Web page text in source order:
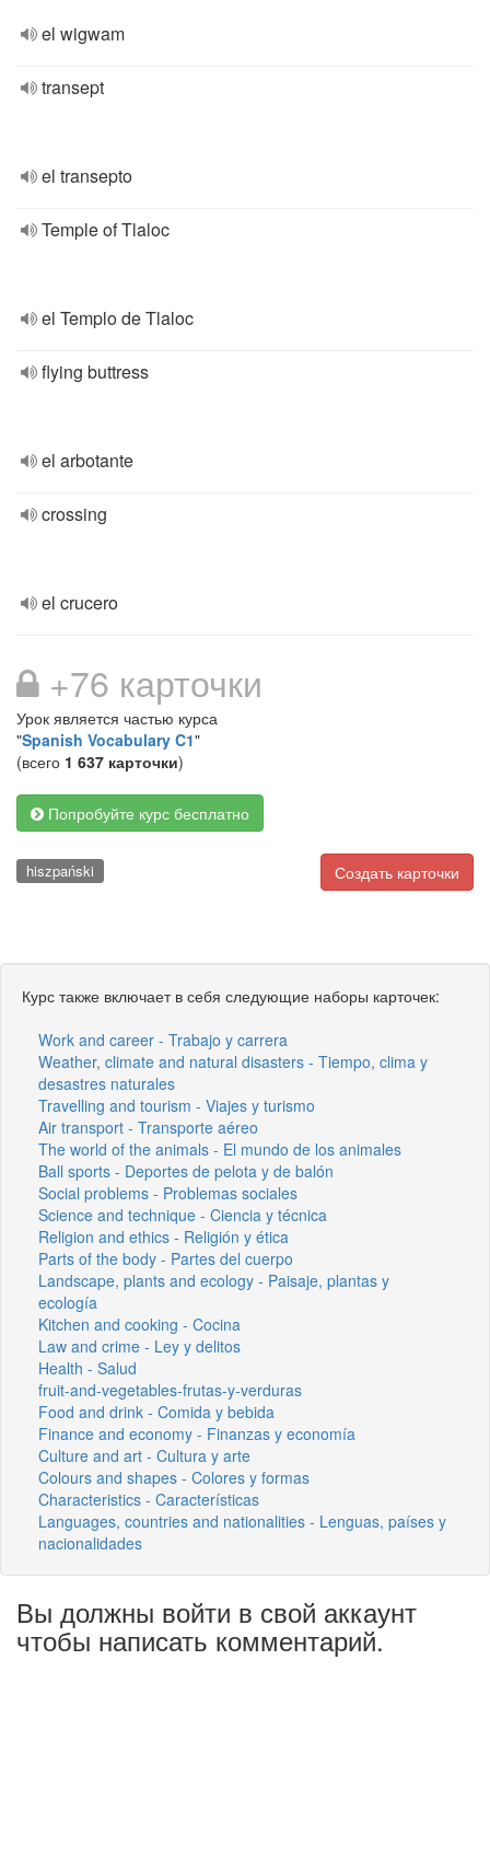
el wigwam
transept
el transepto
Temple of Tlaloc
el Templo de Tlaloc
flying buttress
el arbotante
crossing
el crucero
+76 карточки
Урок является частью курса
"Spanish Vocabulary C1"
(всего 1 637 карточки)
Попробуйте курс бесплатно
Создать карточки
hiszpański
Курс также включает в себя следующие наборы карточек:
Work and career - Trabajo y carrera
Weather, climate and natural disasters - Tiempo, clima y
desastres naturales
Travelling and tourism - Viajes y turismo
Air transport - Transporte aéreo
The world of the animals - El mundo de los animales
Ball sports - Deportes de pelota y de balón
Social problems - Problemas sociales
Science and technique - Ciencia y técnica
Religion and ethics - Religión y ética
Parts of the body - Partes del cuerpo
Landscape, plants and ecology - Paisaje, plantas y
ecología
Kitchen and cooking - Cocina
Law and crime - Ley y delitos
Health - Salud
fruit-and-vegetables-frutas-y-verduras
Food and drink - Comida y bebida
Finance and economy - Finanzas y economía
Culture and art - Cultura y arte
Colours and shapes - Colores y formas
Characteristics - Características
Languages, countries and nationalities - Lenguas, países y
nacionalidades
Вы должны войти в свой аккаунт
чтобы написать комментарий.